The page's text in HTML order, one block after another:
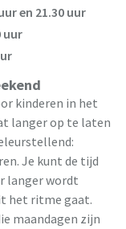
en 21.30 uur
uur
kinderen in het
langer op te laten
Je kunt de tijd
langer wordt
het ritme gaat.
maandagen zijn